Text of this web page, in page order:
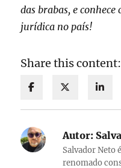
das brabas, e
jurídica no país!
Share this content:
Autor:
Salvador Neto
renomado